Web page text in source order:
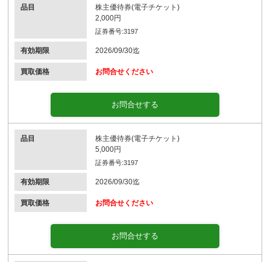
品目
株主優待券(電子チケット)
2,000円
証券番号:3197
有効期限 2026/09/30迄
買取価格 お問合せください
お問合せする
品目
株主優待券(電子チケット)
5,000円
証券番号:3197
有効期限 2026/09/30迄
買取価格 お問合せください
お問合せする